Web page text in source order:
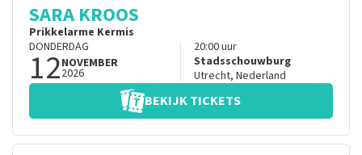
SARA KROOS
Prikkelarme Kermis
DONDERDAG
12NOVEMBER
2026
20:00uur
Stadsschouwburg
Utrecht, Nederland
BEKIJK TICKETS